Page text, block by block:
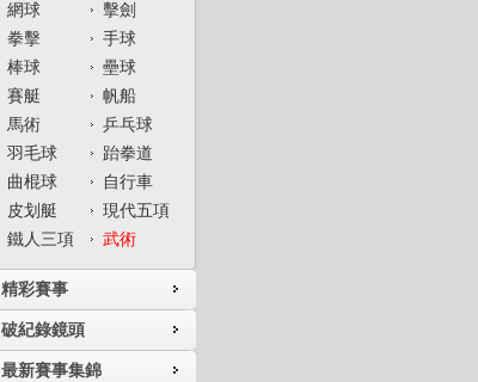
網球
擊劍
拳擊
手球
棒球
壘球
賽艇
帆船
馬術
乒乓球
羽毛球
跆拳道
曲棍球
自行車
皮划艇
現代五項
鐵人三項
武術
精彩賽事
破紀錄鏡頭
最新賽事集錦